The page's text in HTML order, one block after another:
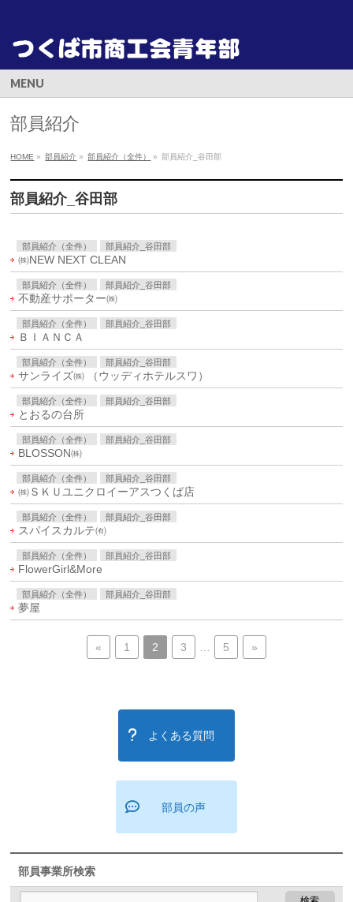
MENU
部員紹介
HOME » 部員紹介 » 部員紹介（全件） » 部員紹介_谷田部
部員紹介_谷田部
部員紹介（全件） 部員紹介_谷田部
㈱NEW NEXT CLEAN
部員紹介（全件） 部員紹介_谷田部
不動産サポーター㈱
部員紹介（全件） 部員紹介_谷田部
ＢＩＡＮＣＡ
部員紹介（全件） 部員紹介_谷田部
サンライズ㈱ （ウッディホテルスワ）
部員紹介（全件） 部員紹介_谷田部
とおるの台所
部員紹介（全件） 部員紹介_谷田部
BLOSSON㈱
部員紹介（全件） 部員紹介_谷田部
㈱ＳＫＵユニクロイーアスつくば店
部員紹介（全件） 部員紹介_谷田部
スパイスカルテ㈲
部員紹介（全件） 部員紹介_谷田部
FlowerGirl&More
部員紹介（全件） 部員紹介_谷田部
夢屋
« 1 2 3 5 »
よくある質問
部員の声
部員事業所検索